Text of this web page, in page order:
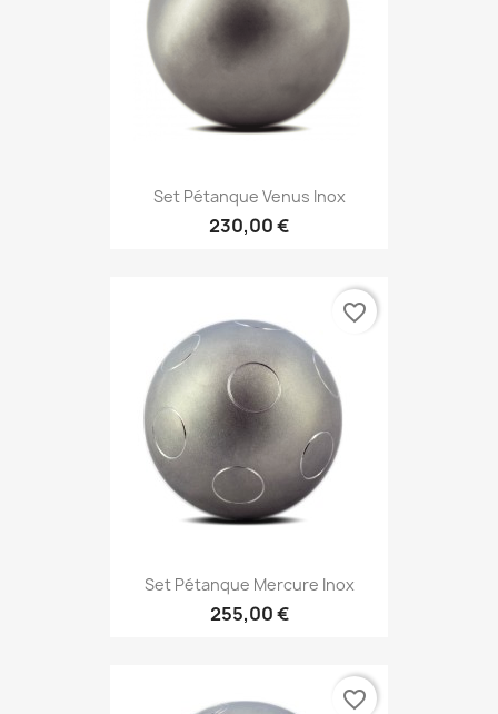
Set Pétanque Venus Inox
230,00 €
Set Pétanque Mercure Inox
255,00 €
favorite_border
favorite_border